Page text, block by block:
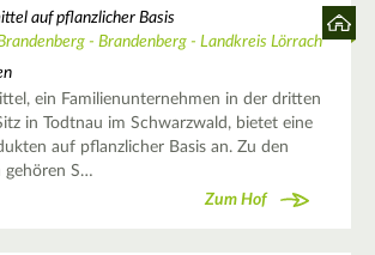
auf pflanzlicher Basis
- Brandenberg - Landkreis Lörrach
ein Familienunternehmen in der dritten
in Todtnau im Schwarzwald, bietet eine
auf pflanzlicher Basis an. Zu den
gehören S…
Zum Hof